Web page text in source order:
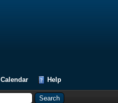
Calendar Help